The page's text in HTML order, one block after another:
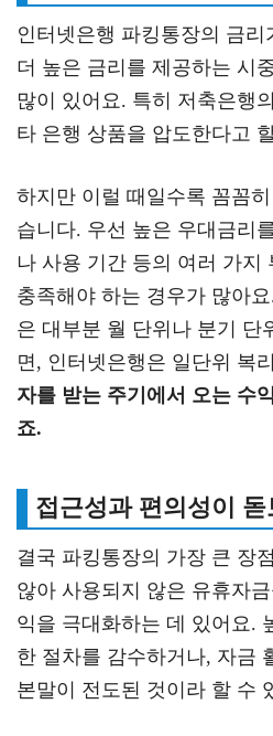
인터넷은행 파킹통장의 금
더 높은 금리를 제공하는 시
많이 있어요. 특히 저축은행
타 은행 상품을 압도한다고
하지만 이럴 때일수록 꼼꼼
습니다. 우선 높은 우대금리
나 사용 기간 등의 여러 가지
충족해야 하는 경우가 많아
은 대부분 월 단위나 분기 단
면, 인터넷은행은 일단위 복
자를 받는 주기에서 오는 수
죠.
접근성과 편의성이
결국 파킹통장의 가장 큰 장
않아 사용되지 않은 유휴자
익을 극대화하는 데 있어요.
한 절차를 감수하거나, 자금
본말이 전도된 것이라 할 수